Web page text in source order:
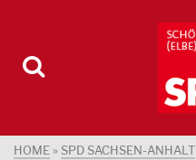
HOME » SPD SACHSEN-ANHALT